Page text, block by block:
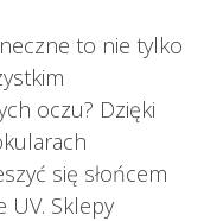
to nie tylko
oczu? Dzięki
się słońcem
UV. Sklepy